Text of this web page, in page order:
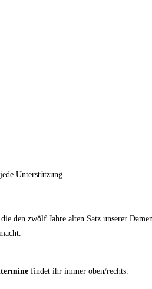
Unterstützung.
den zwölf Jahre alten Satz unserer
findet ihr immer oben/rechts.